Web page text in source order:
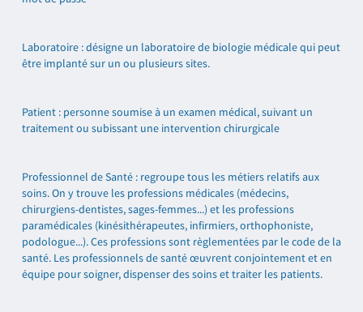
Laboratoire : désigne un laboratoire de biologie médicale qui peut
être implanté sur un ou plusieurs sites.
Patient : personne soumise à un examen médical, suivant un
traitement ou subissant une intervention chirurgicale
Professionnel de Santé : regroupe tous les métiers relatifs aux
soins. On y trouve les professions médicales (médecins,
chirurgiens-dentistes, sages-femmes...) et les professions
paramédicales (kinésithérapeutes, infirmiers, orthophoniste,
podologue...). Ces professions sont règlementées par le code de la
santé. Les professionnels de santé œuvrent conjointement et en
équipe pour soigner, dispenser des soins et traiter les patients.